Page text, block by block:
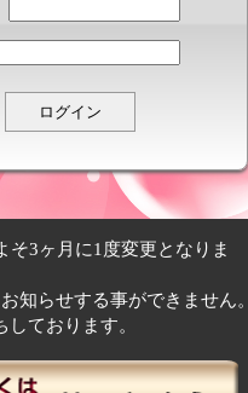
そ3ヶ月に1度変更となりま
知らせする事ができません
ております。